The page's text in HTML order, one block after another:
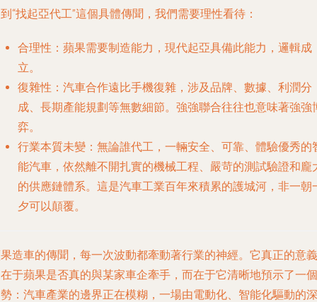
“找起亞代工”這個具體傳聞，我們需要理性看待：
合理性 ：蘋果需要制造能力，現代起亞具備此能力，邏輯成
立。
復雜性 ：汽車合作遠比手機復雜，涉及品牌、數據、利潤分
成、長期產能規劃等無數細節。強強聯合往往也意味著強強
弈。
行業本質未變 ：無論誰代工，一輛安全、可靠、體驗優秀的
能汽車，依然離不開扎實的機械工程、嚴苛的測試驗證和龐
的供應鏈體系。這是汽車工業百年來積累的護城河，非一朝
夕可以顛覆。
造車的傳聞，每一次波動都牽動著行業的神經。它真正的意義
于蘋果是否真的與某家車企牽手，而在于它清晰地預示了一個
：汽車產業的邊界正在模糊，一場由電動化、智能化驅動的深